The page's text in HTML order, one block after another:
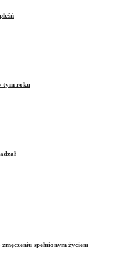
tym roku
spełnionym życiem